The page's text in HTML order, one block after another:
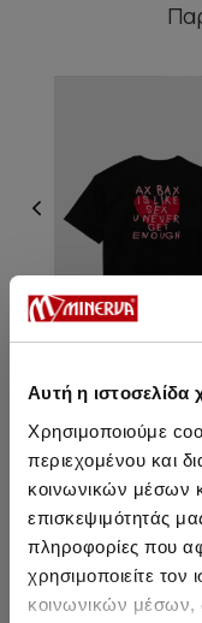
Αυτή η ιστοσελίδα
Χρησιμοποιούμε
περιεχομένου και
κοινωνικών μέσων
επισκεψιμότητάς
πληροφορίες που
χρησιμοποιείτε
κοινωνικών μέσων,
Unisex T-
29,90 €